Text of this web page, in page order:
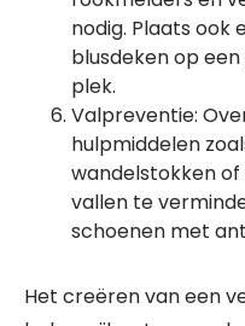
nodig. Plaats ook
blusdeken op
plek.
Valpreventie:
hulpmiddelen
wandelstokken
vallen te
schoenen met
Het creëren van een